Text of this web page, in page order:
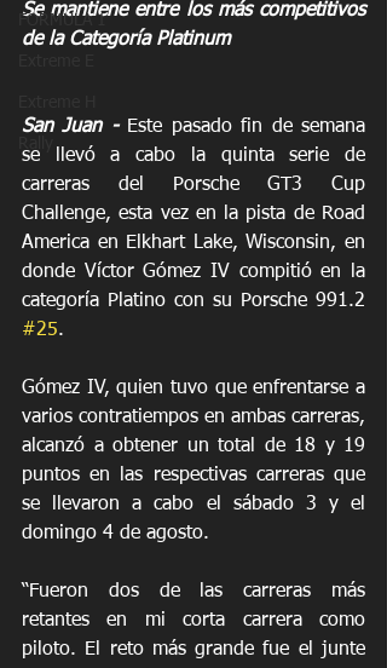
FORMULA 1
Se mantiene entre los más competitivos
de la Categoría Platinum
San Juan - Este pasado fin de semana
se llevó a cabo la quinta serie de
carreras del Porsche GT3 Cup
Challenge, esta vez en la pista de Road
America en Elkhart Lake, Wisconsin, en
donde Víctor Gómez IV compitió en la
#25.
Gómez IV, quien tuvo que enfrentarse a
varios contratiempos en ambas carreras,
alcanzó a obtener un total de 18 y 19
puntos en las respectivas carreras que
se llevaron a cabo el sábado 3 y el
domingo 4 de agosto.
“Fueron dos de las carreras más
retantes en mi corta carrera como
piloto. El reto más grande fue el junte